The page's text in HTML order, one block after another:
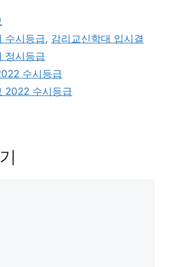
수시등급, 감리교신학대 입시결
정시등급
수시등급
2022 수시등급